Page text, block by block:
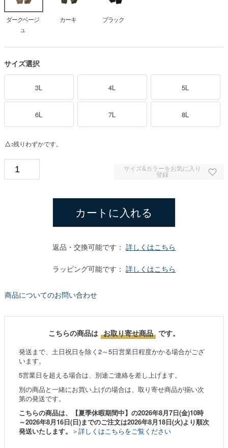
ダークベージ
ュ
カーキ ブラック
サイズ選択
3L 4L 5L
6L 7L 8L
△ 残りわずかです。
サイズ&カラーをお気に入り
登録
カートに入れる
返品・交換可能です： 詳しくはこちら
ラッピング可能です： 詳しくはこちら
商品についてのお問い合わせ
こちらの商品は お取り寄せ商品 です。
発送まで、土日祝日を除く2～5日営業日程度かかる場合がござ
います。
5営業日を超える場合は、別途ご連絡を差し上げます。
別の商品と一緒にお買い上げの場合は、取り寄せ商品が揃い次
第の発送です。
こちらの商品は、【夏季休暇期間中】の2026年8月7日(金)10時
～2026年8月16日(日)までのご注文は2026年8月18日(火)より順次
発送いたします。 ＞詳しくはこちらをご覧ください